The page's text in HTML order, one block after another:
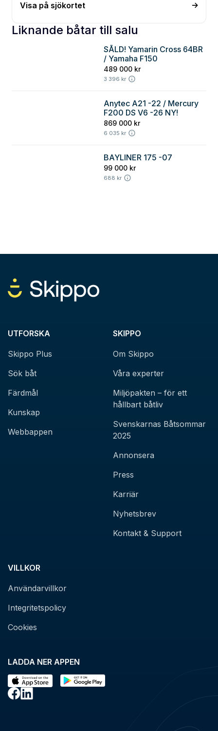
Visa på sjökortet
Liknande båtar till salu
SÅLD! Yamarin Cross 64BR
/ Yamaha F150
489 000 kr
3 396 kr
Anytec A21 -22 / Mercury
F200 DS V6 -26 NY!
869 000 kr
6 035 kr
BAYLINER 175 -07
99 000 kr
688 kr
LADDA NER APPEN
UTFORSKA
Skippo Plus
Sök båt
Färdmål
Kunskap
Webbappen
SKIPPO
Om Skippo
Våra experter
Miljöpakten – för ett
hållbart båtliv
Svenskarnas Båtsommar
2025
Annonsera
Press
Karriär
Nyhetsbrev
Kontakt & Support
VILLKOR
Användarvillkor
Integritetspolicy
Cookies